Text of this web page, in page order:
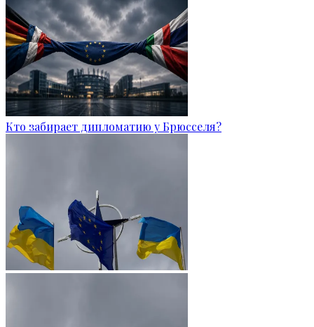
Кто забирает дипломатию у Брюсселя?